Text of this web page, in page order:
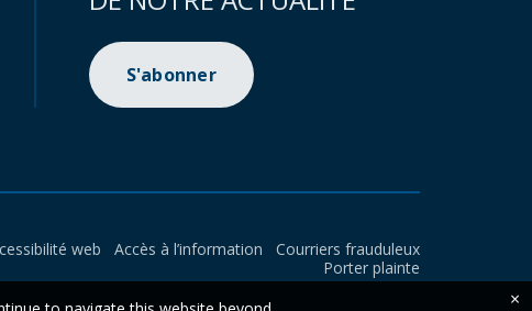
S'abonner
web Accès à l’information
Courriers frauduleux
Porter plainte
×